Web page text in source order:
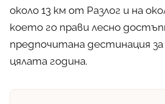
около 13 км от Разлог и на
което го прави лесно
предпочитана дестинация
цялата година.